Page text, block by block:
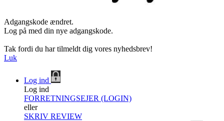
Adgangskode ændret.
Log på med din nye adgangskode.
Tak fordi du har tilmeldt dig vores nyhedsbrev!
Luk
Log ind
Log ind
FORRETNINGSEJER (LOGIN)
eller
SKRIV REVIEW